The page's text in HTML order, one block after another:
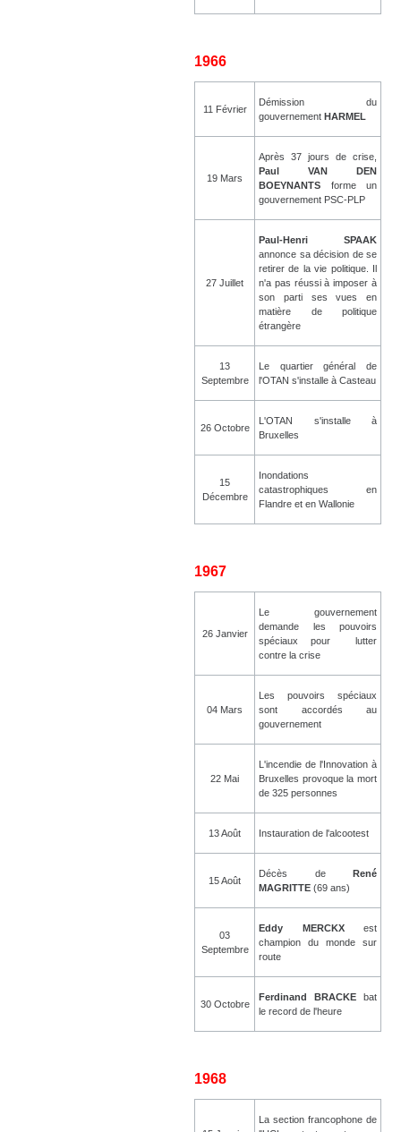
1966
11 Février
Démission du
gouvernement HARMEL
19 Mars
Après 37 jours de crise,
Paul VAN DEN
BOEYNANTS forme un
gouvernement PSC-PLP
27 Juillet
Paul-Henri SPAAK
annonce sa décision de se
retirer de la vie politique. Il
n'a pas réussi à imposer à
son parti ses vues en
matière de politique
étrangère
13
Septembre
Le quartier général de
l'OTAN s'installe à Casteau
26 Octobre
L'OTAN s'installe à
Bruxelles
15
Décembre
Inondations
catastrophiques en
Flandre et en Wallonie
1967
26 Janvier
Le gouvernement
demande les pouvoirs
spéciaux pour lutter
contre la crise
04 Mars
Les pouvoirs spéciaux
sont accordés au
gouvernement
22 Mai
L'incendie de l'Innovation à
Bruxelles provoque la mort
de 325 personnes
13 Août Instauration de l'alcootest
15 Août
Décès de René
MAGRITTE (69 ans)
03
Septembre
Eddy MERCKX est
champion du monde sur
route
30 Octobre
Ferdinand BRACKE bat
le record de l'heure
1968
La section francophone de